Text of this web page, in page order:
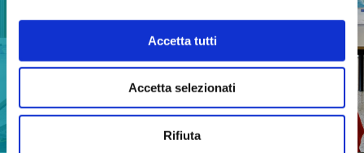
Accetta tutti
Accetta selezionati
Rifiuta
PNRR Istruzione: un’accelerazione che
non colma il ritardo